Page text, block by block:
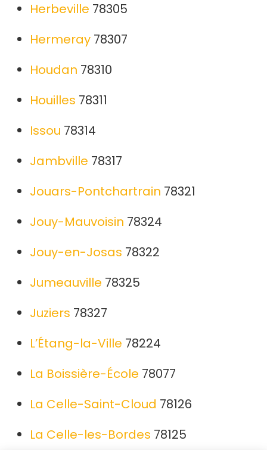
Herbeville 78305
Hermeray 78307
Houdan 78310
Houilles 78311
Issou 78314
Jambville 78317
Jouars-Pontchartrain 78321
Jouy-Mauvoisin 78324
Jouy-en-Josas 78322
Jumeauville 78325
Juziers 78327
L’Étang-la-Ville 78224
La Boissière-École 78077
La Celle-Saint-Cloud 78126
La Celle-les-Bordes 78125